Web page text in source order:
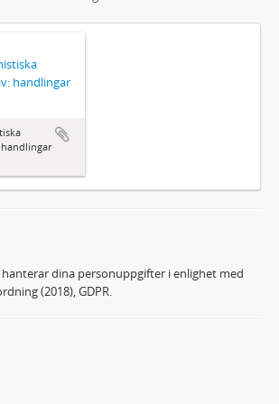
handlingar
dina personuppgifter i enlighet med
(2018), GDPR.